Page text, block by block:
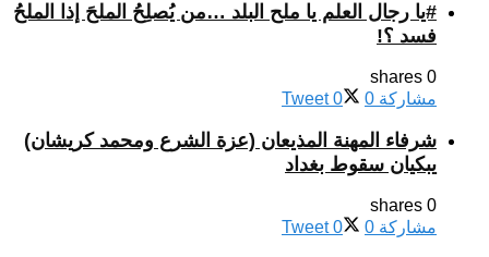
#يا رجال العلم يا ملح البلد …من يُصلِحُ الملحَ إذا الملحُ
فسد ؟!
0 shares
مشاركة 0
Tweet 0
شرفاء المهنة المذيعان (عزة الشرع ومحمد كريشان)
يبكيان سقوط بغداد
0 shares
مشاركة 0
Tweet 0